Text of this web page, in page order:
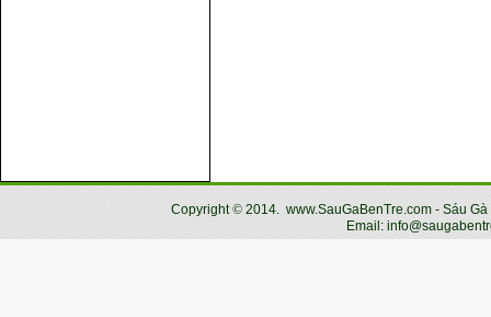
Copyright© 2014. www.SauGaBenTre.com - Sáu
Email: